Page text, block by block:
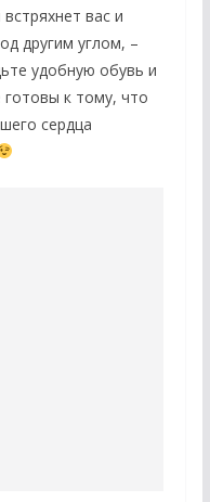
вас и
другим углом, –
удобную обувь и
к тому, что
сердца